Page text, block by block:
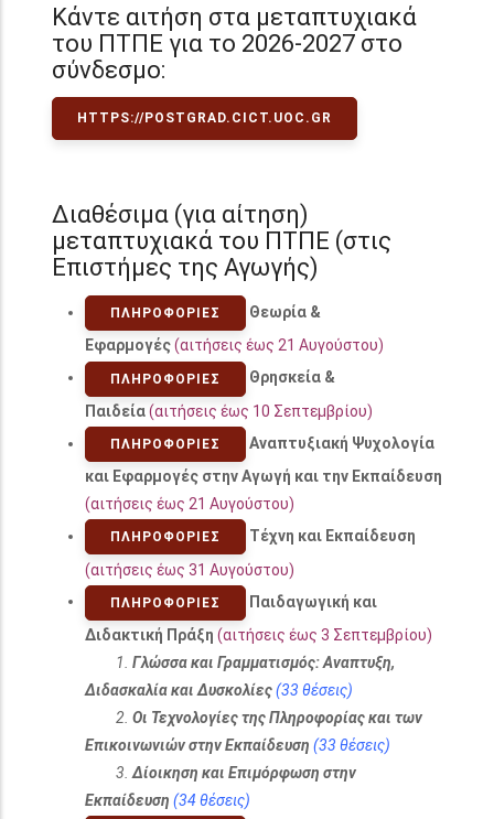
Κάντε αιτήση στα μεταπτυχιακά
του ΠΤΠΕ για το 2026-2027 στο
σύνδεσμο:
HTTPS://POSTGRAD.CICT.UOC.GR
Διαθέσιμα (για αίτηση)
μεταπτυχιακά του ΠΤΠΕ (στις
Επιστήμες της Αγωγής)
ΠΛΗΡΟΦΟΡΊΕΣ
Θεωρία &
Εφαρμογές(αιτήσεις έως 21 Αυγούστου)
ΠΛΗΡΟΦΟΡΊΕΣ
Θρησκεία &
Παιδεία(αιτήσεις έως 10 Σεπτεμβρίου)
ΠΛΗΡΟΦΟΡΊΕΣ
Αναπτυξιακή Ψυχολογία
και Εφαρμογές στην Αγωγή και την Εκπαίδευση
(αιτήσεις έως 21 Αυγούστου)
ΠΛΗΡΟΦΟΡΊΕΣ
Τέχνη και Εκπαίδευση
(αιτήσεις έως 31 Αυγούστου)
ΠΛΗΡΟΦΟΡΊΕΣ
Παιδαγωγική και
Διδακτική Πράξη (αιτήσεις έως 3 Σεπτεμβρίου)
1. Γλώσσα και Γραμματισμός: Αναπτυξη,
Διδασκαλία και Δυσκολίες(33 θέσεις)
2. Οι Τεχνολογίες της Πληροφορίας και των
Επικοινωνιών στην Εκπαίδευση (33 θέσεις)
3. Δίοικηση και Επιμόρφωση στην
Εκπαίδευση (34 θέσεις)